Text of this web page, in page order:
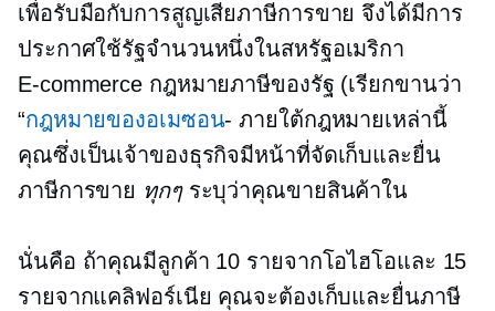
เพื่อรับมือกับการสูญเสียภาษีการขาย จึงได้มีการ
ประกาศใช้รัฐจำนวนหนึ่งในสหรัฐอเมริกา
E-commerce กฎหมายภาษีของรัฐ (เรียกขานว่า
“กฎหมายของอเมซอน- ภายใต้กฎหมายเหล่านี้
คุณซึ่งเป็นเจ้าของธุรกิจมีหน้าที่จัดเก็บและยื่น
ภาษีการขาย ทุกๆระบุว่าคุณขายสินค้าใน
นั่นคือ ถ้าคุณมีลูกค้า 10 รายจากโอไฮโอและ 15
รายจากแคลิฟอร์เนีย คุณจะต้องเก็บและยื่นภาษี